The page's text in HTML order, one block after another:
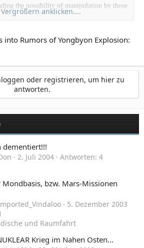
the possibility of manipulation by those
when stock prices plunge.
to the rumors that an explosion occurred
facilities at 11 a.m. during a test and that
spreading into Seoul.
anklicken....
into Rumors of Yongbyon Explosion:
oder registrieren, um hier zu
antworten.
dementiert!!!
2. Juli 2004
Antworten: 4
Mondbasis, bzw. Mars-Missionen
5. Dezember 2003
und Raumfahrt
Krieg im Nahen Osten...